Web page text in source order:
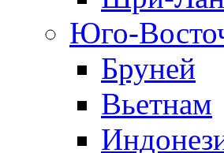
Юго-
Бруней
Вьетнам